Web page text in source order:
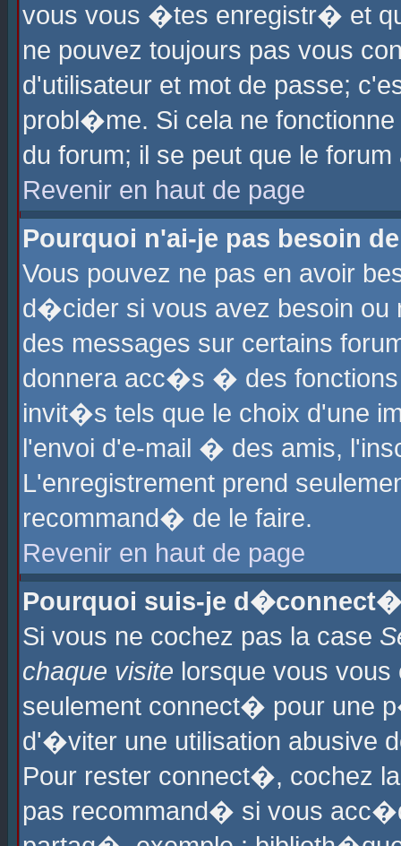
vous vous �tes enregistr� et
ne pouvez toujours pas vous
d'utilisateur et mot de passe;
probl�me. Si cela ne
du forum; il se peut que le
Revenir en haut de page
Pourquoi n'ai-je pas besoin
Vous pouvez ne pas en avoir
d�cider si vous avez besoin ou
des messages sur certains
donnera acc�s � des fonctions
invit�s tels que le choix d'une
l'envoi d'e-mail � des amis,
L'enregistrement prend
recommand� de le faire.
Revenir en haut de page
Pourquoi suis-je
Si vous ne cochez pas la case
chaque visite lorsque vous
seulement connect� pour une
d'�viter une utilisation abusive
Pour rester connect�, cochez
pas recommand� si vous